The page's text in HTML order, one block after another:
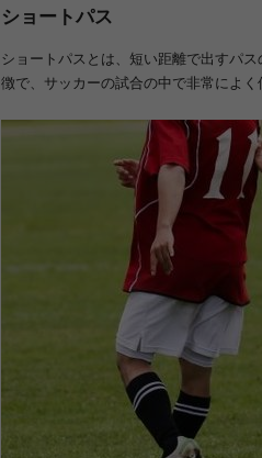
ショートパス
ショートパスとは、短い距離で出すパス
徴で、サッカーの試合の中で非常によく